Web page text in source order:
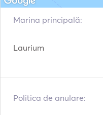
Marina principală:
Laurium
Politica de anulare: